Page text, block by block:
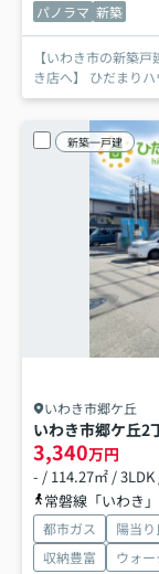
パノラマ 新築
【いわき市の新築
き店へ】 ひ
新築一戸建
いわき市郷ケ丘
いわき市郷ケ丘
3,340万円
- / 114.27㎡ / 3LDK
常磐線「いわき
都市ガス 陽当
収納豊富
ウォ